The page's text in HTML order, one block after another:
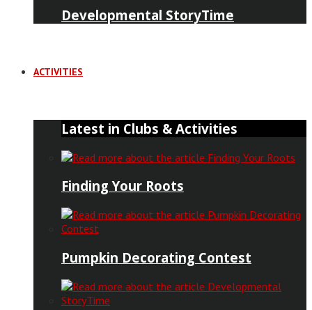
Developmental StoryTime
ACTIVITIES
Latest in Clubs & Activities
Finding Your Roots
Pumpkin Decorating Contest